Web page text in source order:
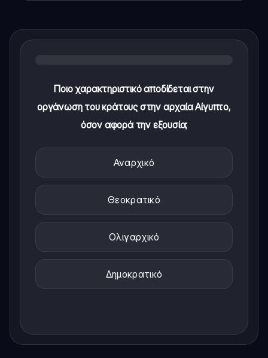
Ποιο χαρακτηριστικό αποδίδεται στην
οργάνωση του κράτους στην αρχαία Αίγυπτο,
όσον αφορά την εξουσία;
Αναρχικό
Θεοκρατικό
Ολιγαρχικό
Δημοκρατικό